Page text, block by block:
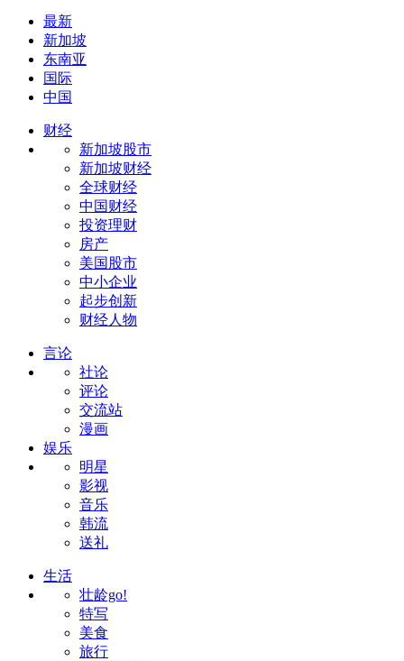
最新
新加坡
东南亚
国际
中国
财经
新加坡股市
新加坡财经
全球财经
中国财经
投资理财
房产
美国股市
中小企业
起步创新
财经人物
言论
社论
评论
交流站
漫画
娱乐
明星
影视
音乐
韩流
送礼
生活
壮龄go!
特写
美食
旅行